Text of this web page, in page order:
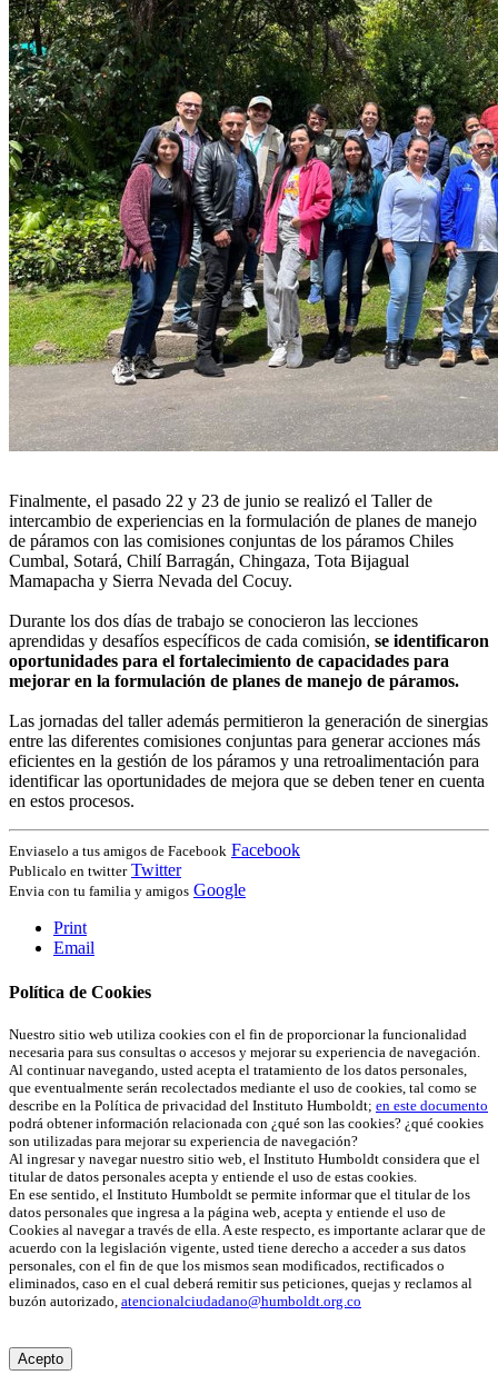
Finalmente, el pasado 22 y 23 de junio se realizó el Taller de
intercambio de experiencias en la formulación de planes de manejo
de páramos con las comisiones conjuntas de los páramos Chiles
Cumbal, Sotará, Chilí Barragán, Chingaza, Tota Bijagual
Mamapacha y Sierra Nevada del Cocuy.
Durante los dos días de trabajo se conocieron las lecciones
aprendidas y desafíos específicos de cada comisión, se identificaron
oportunidades para el fortalecimiento de capacidades para
mejorar en la formulación de planes de manejo de páramos.
Las jornadas del taller además permitieron la generación de sinergias
entre las diferentes comisiones conjuntas para generar acciones más
eficientes en la gestión de los páramos y una retroalimentación para
identificar las oportunidades de mejora que se deben tener en cuenta
en estos procesos.
Enviaselo a tus amigos de Facebook Facebook
Publicalo en twitter Twitter
Envia con tu familia y amigos Google
Print
Email
Política de Cookies
Nuestro sitio web utiliza cookies con el fin de proporcionar la funcionalidad
necesaria para sus consultas o accesos y mejorar su experiencia de navegación.
Al continuar navegando, usted acepta el tratamiento de los datos personales,
que eventualmente serán recolectados mediante el uso de cookies, tal como se
describe en la Política de privacidad del Instituto Humboldt; en este documento
podrá obtener información relacionada con ¿qué son las cookies? ¿qué cookies
son utilizadas para mejorar su experiencia de navegación?
Al ingresar y navegar nuestro sitio web, el Instituto Humboldt considera que el
titular de datos personales acepta y entiende el uso de estas cookies.
En ese sentido, el Instituto Humboldt se permite informar que el titular de los
datos personales que ingresa a la página web, acepta y entiende el uso de
Cookies al navegar a través de ella. A este respecto, es importante aclarar que de
acuerdo con la legislación vigente, usted tiene derecho a acceder a sus datos
personales, con el fin de que los mismos sean modificados, rectificados o
eliminados, caso en el cual deberá remitir sus peticiones, quejas y reclamos al
buzón autorizado, atencionalciudadano@humboldt.org.co
Acepto